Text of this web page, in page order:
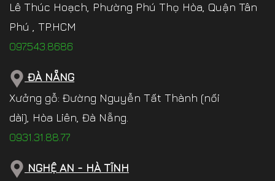
Lê Thúc Hoạch, Phường Phú Thọ Hòa, Quận Tân
Phú , TP.HCM
097.543.8686
ĐÀ NẴNG
Xưởng gỗ: Đường Nguyễn Tất Thành (nối
dài), Hòa Liên, Đà Nẵng.
0931.31.88.77
NGHỆ AN - HÀ TĨNH